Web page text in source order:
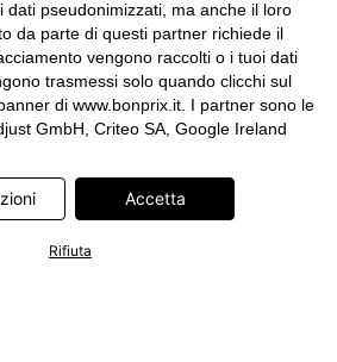
dati pseudonimizzati, ma anche il loro
da parte di questi partner richiede il
vengono raccolti o i tuoi dati
trasmessi solo quando clicchi sul
di www.bonprix.it. I partner sono le
GmbH, Criteo SA, Google Ireland
Limited, Microsoft Ireland Operations
Limited, RTB-House GmbH, TikTok
UK Limited. Ulteriori informazioni sul
parte di questi partner sono disponibili
Accetta
Rifiuta